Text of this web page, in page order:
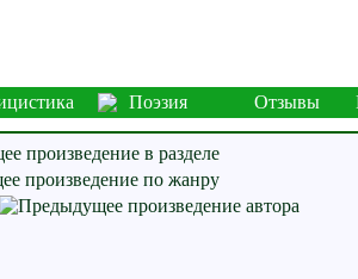
Поэзия Отзывы